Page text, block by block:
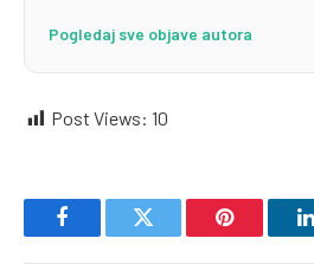
Pogledaj sve objave autora
Post Views: 10
FacebookTwitter Pinterest